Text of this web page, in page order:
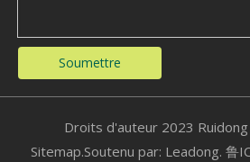
Soumettre
​Droits d'auteur 2023
Sitemap.Soutenu par: Leadong. 鲁